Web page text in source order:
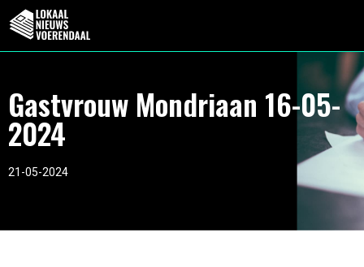
Gastvrouw Mondriaan 16-05-
2024
21-05-2024